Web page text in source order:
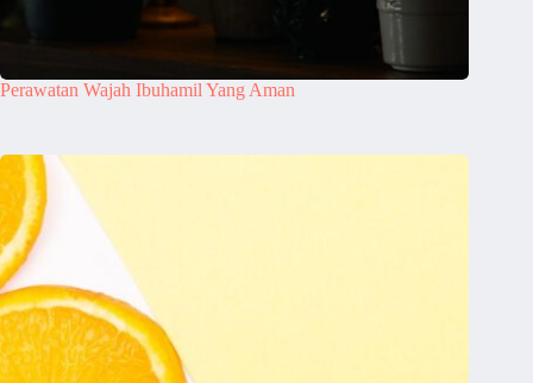
Perawatan Wajah Ibuhamil Yang Aman